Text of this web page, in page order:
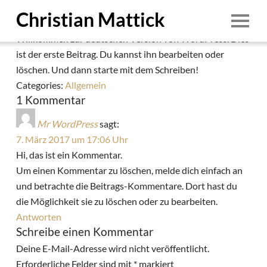
Christian Mattick
Start
Person
Termine
Ensembles
Education
Aufnahmen
Demo
Downloads
admin |
7. März 2017
ist der erste Beitrag. Du kannst ihn bearbeiten oder
löschen. Und dann starte mit dem Schreiben!
Categories:Allgemein
1 Kommentar
Mr WordPresssagt:
7. März 2017 um 17:06 Uhr
Hi, das ist ein Kommentar.
Um einen Kommentar zu löschen, melde dich einfach an
und betrachte die Beitrags-Kommentare. Dort hast du
die Möglichkeit sie zu löschen oder zu bearbeiten.
Antworten
Schreibe einen Kommentar
Deine E-Mail-Adresse wird nicht veröffentlicht.
Erforderliche Felder sind mit * markiert
1/8 Foto: © Irina Pasdarca